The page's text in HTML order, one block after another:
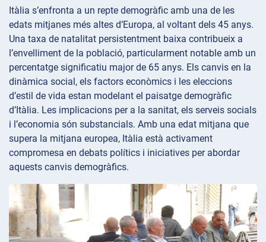
Itàlia s’enfronta a un repte demogràfic amb una de les
edats mitjanes més altes d’Europa, al voltant dels 45 anys.
Una taxa de natalitat persistentment baixa contribueix a
l’envelliment de la població, particularment notable amb un
percentatge significatiu major de 65 anys. Els canvis en la
dinàmica social, els factors econòmics i les eleccions
d’estil de vida estan modelant el paisatge demogràfic
d’Itàlia. Les implicacions per a la sanitat, els serveis socials
i l’economia són substancials. Amb una edat mitjana que
supera la mitjana europea, Itàlia està activament
compromesa en debats polítics i iniciatives per abordar
aquests canvis demogràfics.